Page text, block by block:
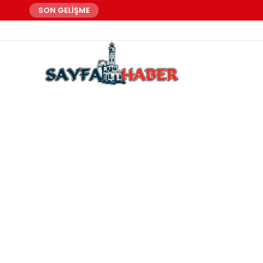
SON GELİŞME